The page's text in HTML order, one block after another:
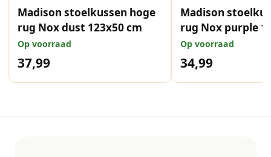
Madison stoelkussen hoge
rug Nox dust 123x50 cm
Op voorraad
37,99
Madison
rug Nox purple
Op voorraad
34,99